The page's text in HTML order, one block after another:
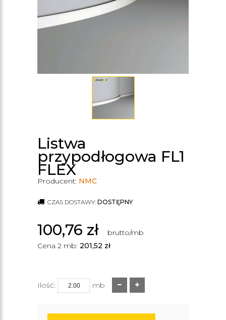
Listwa
przypodłogowa FL1
FLEX
Producent: NMC
CZAS DOSTAWY: DOSTĘPNY
100,76 zł
brutto/mb
Cena 2 mb: 201,52 zł
Ilość: mb